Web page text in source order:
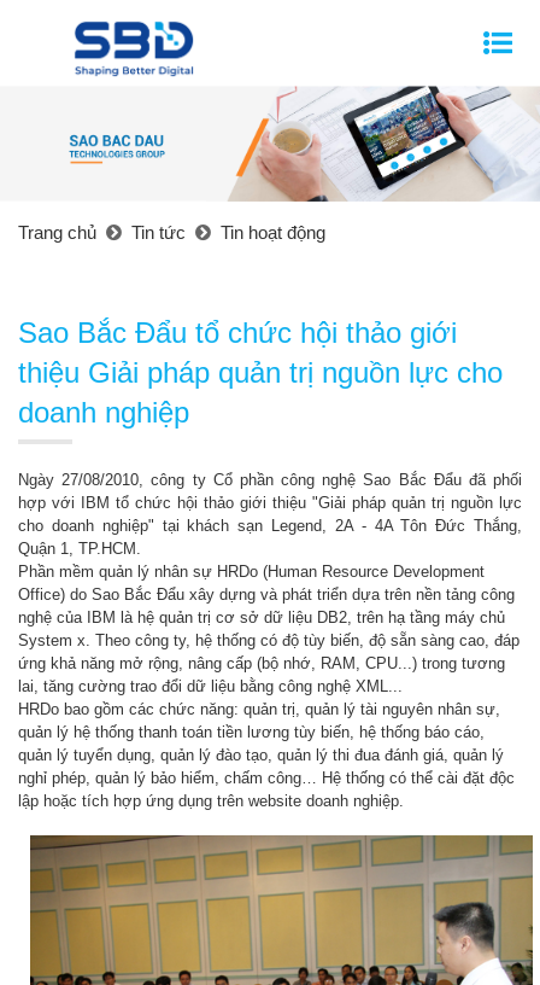
Trang chủ Tin tức Tin hoạt động
Sao Bắc Đẩu tổ chức hội thảo giới
thiệu Giải pháp quản trị nguồn lực cho
doanh nghiệp
Ngày 27/08/2010, công ty Cổ phần công nghệ Sao Bắc Đẩu đã phối
hợp với IBM tổ chức hội thảo giới thiệu "Giải pháp quản trị nguồn lực
cho doanh nghiệp" tại khách sạn Legend, 2A - 4A Tôn Đức Thắng,
Quận 1, TP.HCM.
Phần mềm quản lý nhân sự HRDo (Human Resource Development
Office) do Sao Bắc Đẩu xây dựng và phát triển dựa trên nền tảng công
nghệ của IBM là hệ quản trị cơ sở dữ liệu DB2, trên hạ tầng máy chủ
System x. Theo công ty, hệ thống có độ tùy biến, độ sẵn sàng cao, đáp
ứng khả năng mở rộng, nâng cấp (bộ nhớ, RAM, CPU...) trong tương
lai, tăng cường trao đổi dữ liệu bằng công nghệ XML...
HRDo bao gồm các chức năng: quản trị, quản lý tài nguyên nhân sự,
quản lý hệ thống thanh toán tiền lương tùy biến, hệ thống báo cáo,
quản lý tuyển dụng, quản lý đào tạo, quản lý thi đua đánh giá, quản lý
nghỉ phép, quản lý bảo hiểm, chấm công… Hệ thống có thể cài đặt độc
lập hoặc tích hợp ứng dụng trên website doanh nghiệp.